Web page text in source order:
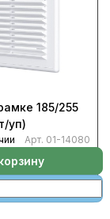
185/255
уп)
Арт. 01-14080